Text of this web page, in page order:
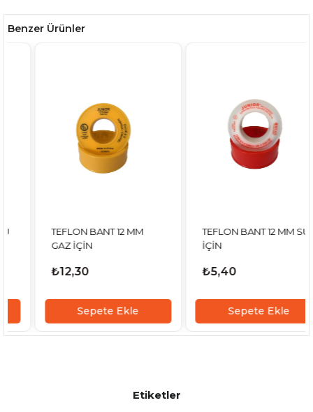
Benzer Ürünler
TEFLON BANT 12 MM
GAZ İÇİN
₺12,30
Sepete Ekle
TEFLON BANT 12 MM SU
₺5,40
Sepete Ekle
Etiketler